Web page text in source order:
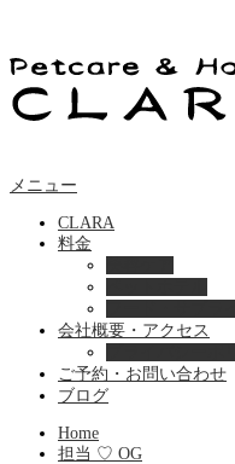
メニュー
CLARA
料金
会社概要・アクセス
ご予約・お問い合わせ
ブログ
Home
担当 ♡ OG